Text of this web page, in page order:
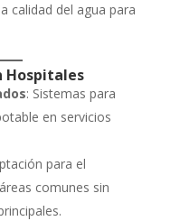
calidad del agua para
Hospitales
: Sistemas para
en servicios
para el
comunes sin